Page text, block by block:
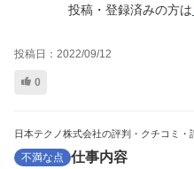
投稿・登録済みの方は
投稿日： 2022/09/12
0
日本テクノ株式会社の評判・クチコミ・
不満な点 仕事内容